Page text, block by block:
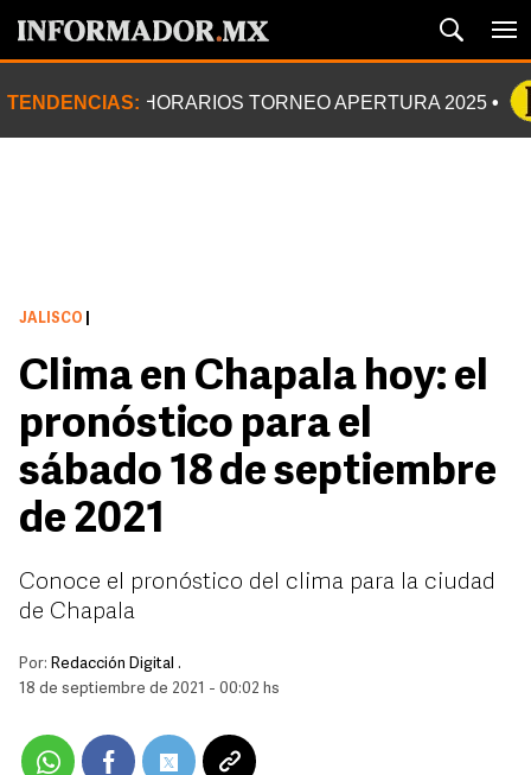
TENDENCIAS: HORARIOS TORNEO APERTURA 2025
JALISCO
Clima en Chapala hoy: el
pronóstico para el
sábado 18 de septiembre
de 2021
Conoce el pronóstico del clima para la ciudad
de Chapala
Por: Redacción Digital .
18 de septiembre de 2021 - 00:02 hs